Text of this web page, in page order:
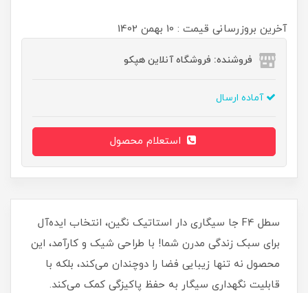
آخرین بروزرسانی قیمت : 10 بهمن 1402
فروشنده: فروشگاه آنلاین هپکو
آماده ارسال
سطل F4 جا سیگاری دار استاتیک نگین، انتخاب ایده‌آل
برای سبک زندگی مدرن شما! با طراحی شیک و کارآمد، این
محصول نه تنها زیبایی فضا را دوچندان می‌کند، بلکه با
قابلیت نگهداری سیگار به حفظ پاکیزگی کمک می‌کند.